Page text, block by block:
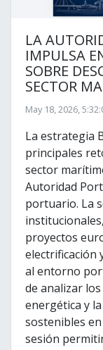
LA
IMPULSA
SOBRE
SECTOR
May 18, 2026,
La estrategia
principales
sector
Autoridad
portuario. La
proyectos
electrificación
al entorno
de analizar
energética y
sostenibles
sesión